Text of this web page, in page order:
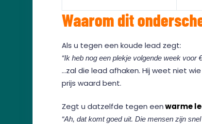
Waarom dit
Als u tegen een koude lead zegt:
“Ik heb nog een plekje volgende week voor
…zal die lead afhaken. Hij weet niet
prijs waard bent.
Zegt u datzelfde tegen een warme
“Ah, dat komt goed uit. Die mensen zijn